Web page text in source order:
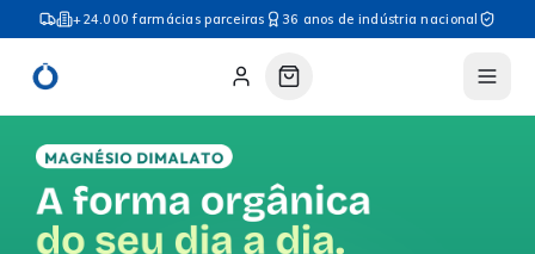
+24.000 farmácias parceiras 36 anos de indústria nacional